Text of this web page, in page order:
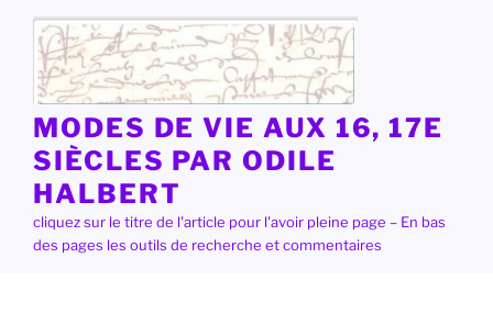
contenu
principal
MODES DE VIE AUX 16, 17E
SIÈCLES PAR ODILE
HALBERT
cliquez sur le titre de l'article pour l'avoir pleine page – En bas
des pages les outils de recherche et commentaires